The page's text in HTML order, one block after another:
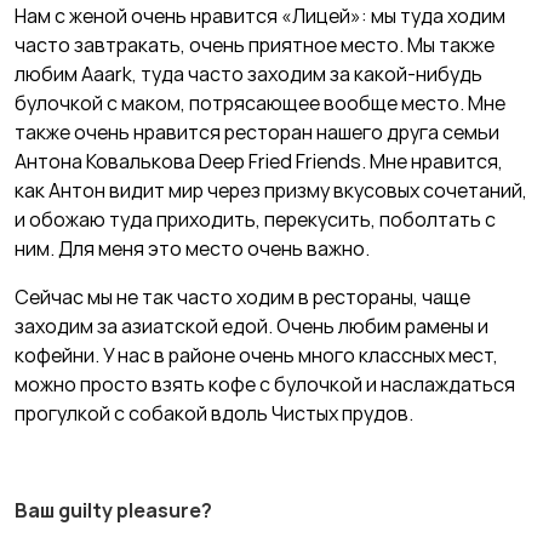
Нам с женой очень нравится «Лицей»: мы туда ходим
часто завтракать, очень приятное место. Мы также
любим Aaark, туда часто заходим за какой-нибудь
булочкой с маком, потрясающее вообще место. Мне
также очень нравится ресторан нашего друга семьи
Антона Ковалькова Deep Fried Friends. Мне нравится,
как Антон видит мир через призму вкусовых сочетаний,
и обожаю туда приходить, перекусить, поболтать с
ним. Для меня это место очень важно.
Сейчас мы не так часто ходим в рестораны, чаще
заходим за азиатской едой. Очень любим рамены и
кофейни. У нас в районе очень много классных мест,
можно просто взять кофе с булочкой и наслаждаться
прогулкой с собакой вдоль Чистых прудов.
Ваш guilty pleasure?